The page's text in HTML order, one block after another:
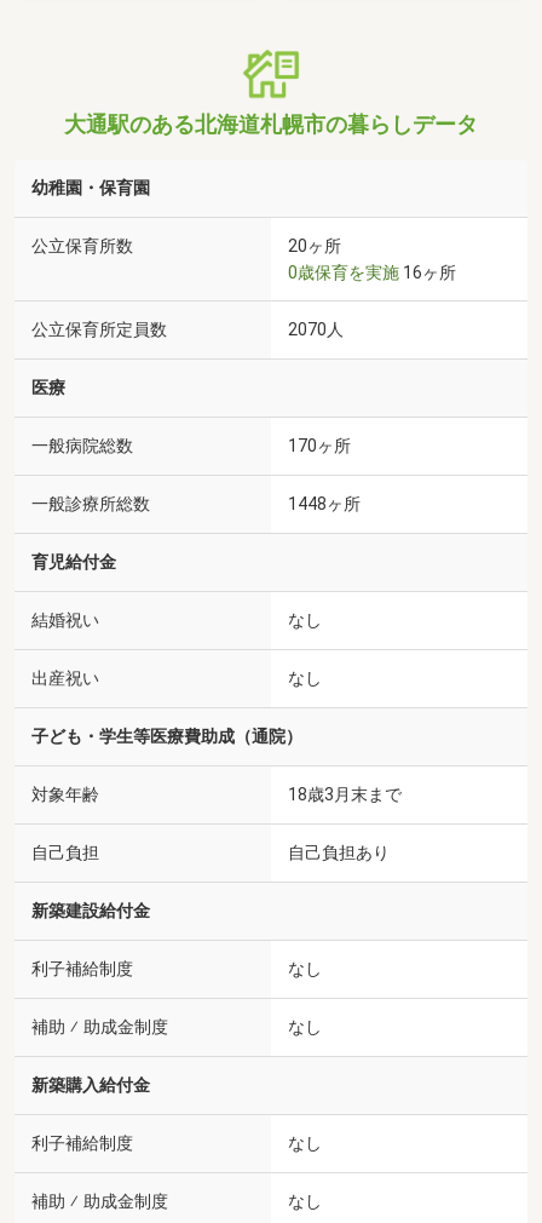
大通駅のある北海道札幌市の暮らしデータ
幼稚園・保育園
公立保育所数
20ヶ所
0歳保育を実施 16ヶ所
公立保育所定員数 2070人
医療
一般病院総数 170ヶ所
一般診療所総数 1448ヶ所
育児給付金
結婚祝い なし
出産祝い なし
子ども・学生等医療費助成（通院）
対象年齢 18歳3月末まで
自己負担 自己負担あり
新築建設給付金
利子補給制度 なし
補助 ⁄ 助成金制度 なし
新築購入給付金
利子補給制度 なし
補助 ⁄ 助成金制度 なし